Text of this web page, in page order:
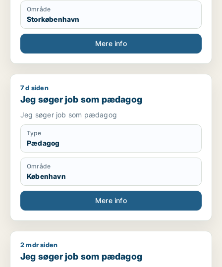
Område
Storkøbenhavn
Mere info
Jeg søger job som pædagog
7 d siden
Jeg søger job som pædagog
Jeg søger job som pædagog
Type
Pædagog
Område
København
Mere info
Jeg søger job som pædagog
2 mdr siden
Jeg søger job som pædagog